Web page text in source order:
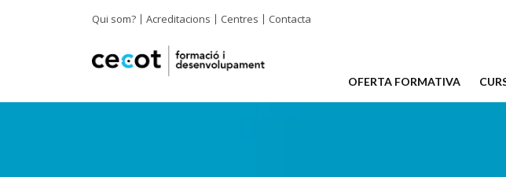
Qui som? Acreditacions Centres Contacta
OFERTA FORMATIVA